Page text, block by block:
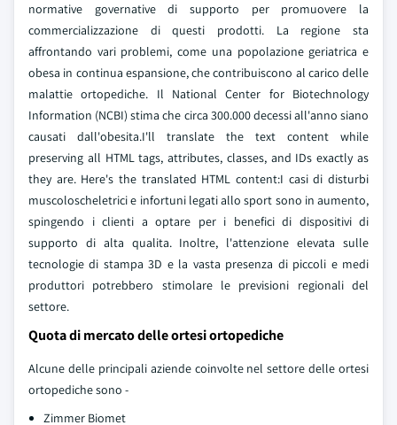
normative governative di supporto per promuovere la
commercializzazione di questi prodotti. La regione sta
affrontando vari problemi, come una popolazione geriatrica e
obesa in continua espansione, che contribuiscono al carico delle
malattie ortopediche. Il National Center for Biotechnology
Information (NCBI) stima che circa 300.000 decessi all'anno siano
causati dall'obesita.I'll translate the text content while
preserving all HTML tags, attributes, classes, and IDs exactly as
they are. Here's the translated HTML content:I casi di disturbi
muscoloscheletrici e infortuni legati allo sport sono in aumento,
spingendo i clienti a optare per i benefici di dispositivi di
supporto di alta qualita. Inoltre, l'attenzione elevata sulle
tecnologie di stampa 3D e la vasta presenza di piccoli e medi
produttori potrebbero stimolare le previsioni regionali del
settore.
Quota di mercato delle ortesi ortopediche
Alcune delle principali aziende coinvolte nel settore delle ortesi
ortopediche sono -
Zimmer Biomet